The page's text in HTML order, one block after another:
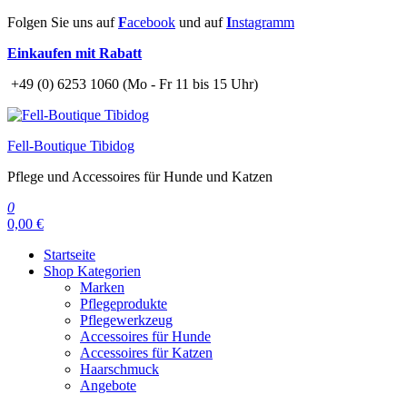
Zum
springen
Folgen Sie uns aufFacebook und aufInstagramm
Einkaufen mit Rabatt
+49 (0) 6253 1060 (Mo - Fr 11 bis 15 Uhr)
Fell-Boutique Tibidog
Pflege und Accessoires für Hunde und Katzen
0
0,00 €
Startseite
Shop Kategorien
Marken
Pflegeprodukte
Pflegewerkzeug
Accessoires für Hunde
Accessoires für Katzen
Haarschmuck
Angebote